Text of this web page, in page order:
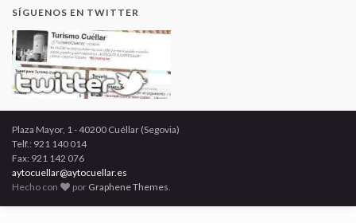
SÍGUENOS EN TWITTER
Plaza Mayor, 1 - 40200 Cuéllar (Segovia)
Telf.: 921 140 014
Fax: 921 142 076
aytocuellar@aytocuellar.es
Hecho con
por Graphene Themes.